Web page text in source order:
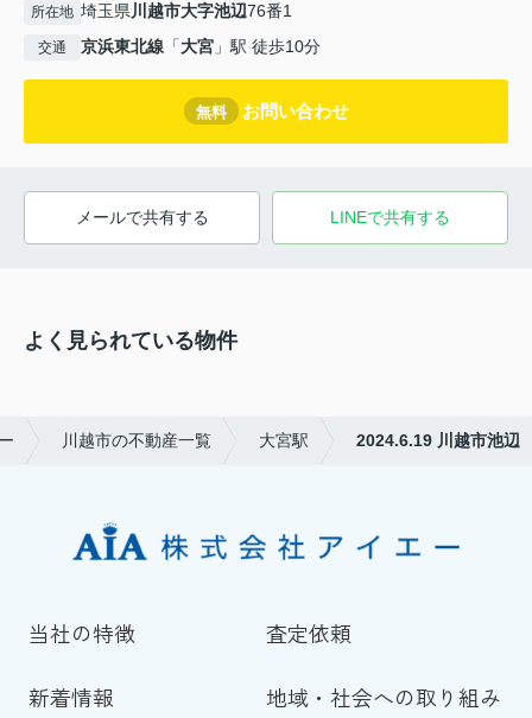
所在地 埼玉県川越市大字池辺76番1
交通 京浜東北線 「大宮 」駅 徒歩10分
無料 お問い合わせ
メールで共有する LINEで共有する
よく見られている物件
川越市の不動産一覧 大宮駅 2024.6.19 川越市池辺
当社の特徴 査定依頼
新着情報 地域・社会への取り組み